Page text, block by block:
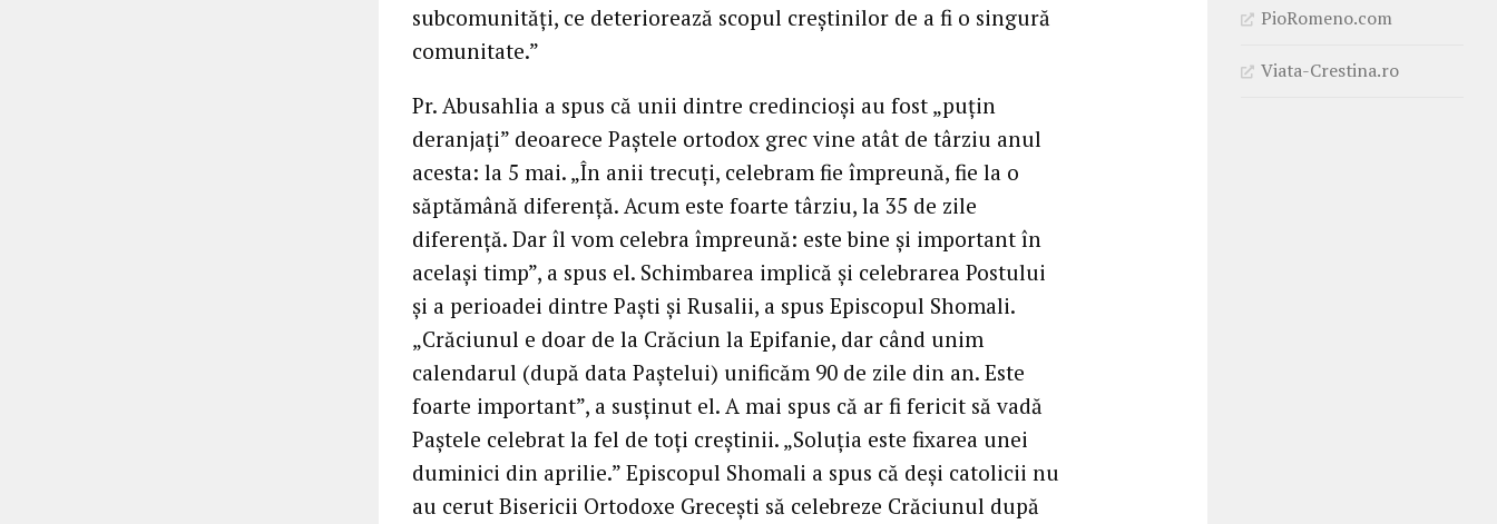
subcomunităţi, ce deteriorează scopul creştinilor de a fi o singură
comunitate.”
Pr. Abusahlia a spus că unii dintre credincioşi au fost „puţin
deranjaţi” deoarece Paştele ortodox grec vine atât de târziu anul
acesta: la 5 mai. „În anii trecuţi, celebram fie împreună, fie la o
săptămână diferenţă. Acum este foarte târziu, la 35 de zile
diferenţă. Dar îl vom celebra împreună: este bine şi important în
acelaşi timp”, a spus el. Schimbarea implică şi celebrarea Postului
şi a perioadei dintre Paşti şi Rusalii, a spus Episcopul Shomali.
„Crăciunul e doar de la Crăciun la Epifanie, dar când unim
calendarul (după data Paştelui) unificăm 90 de zile din an. Este
foarte important”, a susţinut el. A mai spus că ar fi fericit să vadă
Paştele celebrat la fel de toţi creştinii. „Soluţia este fixarea unei
duminici din aprilie.” Episcopul Shomali a spus că deşi catolicii nu
au cerut Bisericii Ortodoxe Greceşti să celebreze Crăciunul după
PioRomeno.com
Viata-Crestina.ro